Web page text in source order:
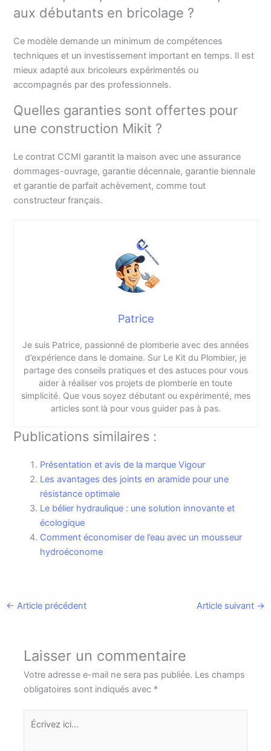
aux débutants en bricolage ?
Ce modèle demande un minimum de compétences
techniques et un investissement important en temps. Il est
mieux adapté aux bricoleurs expérimentés ou
accompagnés par des professionnels.
Quelles garanties sont offertes pour
une construction Mikit ?
Le contrat CCMI garantit la maison avec une assurance
dommages-ouvrage, garantie décennale, garantie biennale
et garantie de parfait achèvement, comme tout
constructeur français.
Patrice
Je suis Patrice, passionné de plomberie avec des années
d’expérience dans le domaine. Sur Le Kit du Plombier, je
partage des conseils pratiques et des astuces pour vous
aider à réaliser vos projets de plomberie en toute
simplicité. Que vous soyez débutant ou expérimenté, mes
articles sont là pour vous guider pas à pas.
Publications similaires :
Présentation et avis de la marque Vigour
Les avantages des joints en aramide pour une
résistance optimale
Le bélier hydraulique : une solution innovante et
écologique
Comment économiser de l’eau avec un mousseur
hydroéconome
← Article précédent Article suivant →
Laisser un commentaire
Votre adresse e-mail ne sera pas publiée. Les champs
obligatoires sont indiqués avec *
Écrivez
ici…